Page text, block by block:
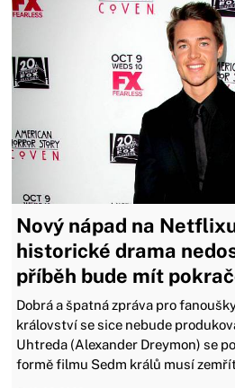
Nový nápad na
historické drama
příběh bude mít
Dobrá a špatná zpráva pro
království se sice nebude
Uhtreda (Alexander Dreymon) se
formě filmu Sedm králů musí